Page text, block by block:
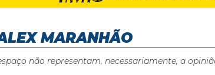
MARANHÃO
não representam, necessariamente, a